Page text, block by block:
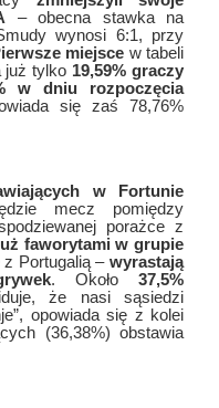
– obecna stawka na
wynosi 6:1, przy
miejsce w tabeli
już tylko 19,59% graczy
w dniu rozpoczęcia
się zaś 78,76%
w Fortunie
mecz pomiędzy
porażce z
faworytami w grupie
z Portugalią –wyrastają
. Około37,5%
że nasi sąsiedzi
opowiada się z kolei
(36,38%) obstawia